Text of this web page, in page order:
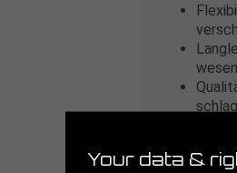
Your data &